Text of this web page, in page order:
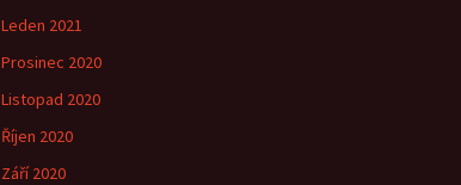
Leden 2021
Prosinec 2020
Listopad 2020
Říjen 2020
Září 2020